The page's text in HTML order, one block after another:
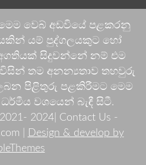
මෙම වෙබ් අඩවියේ පළකරනු
යම් පුද්ගලයකුට හෝ
සිදුවන්නේ නම් එම
විසින් තම අනන්‍යතාව තහවුරු
පිළිතුරු පළකිරීමට මෙම
වශයෙන් බැඳී සිටී.
2024| Contact Us -
|
Design & develop by